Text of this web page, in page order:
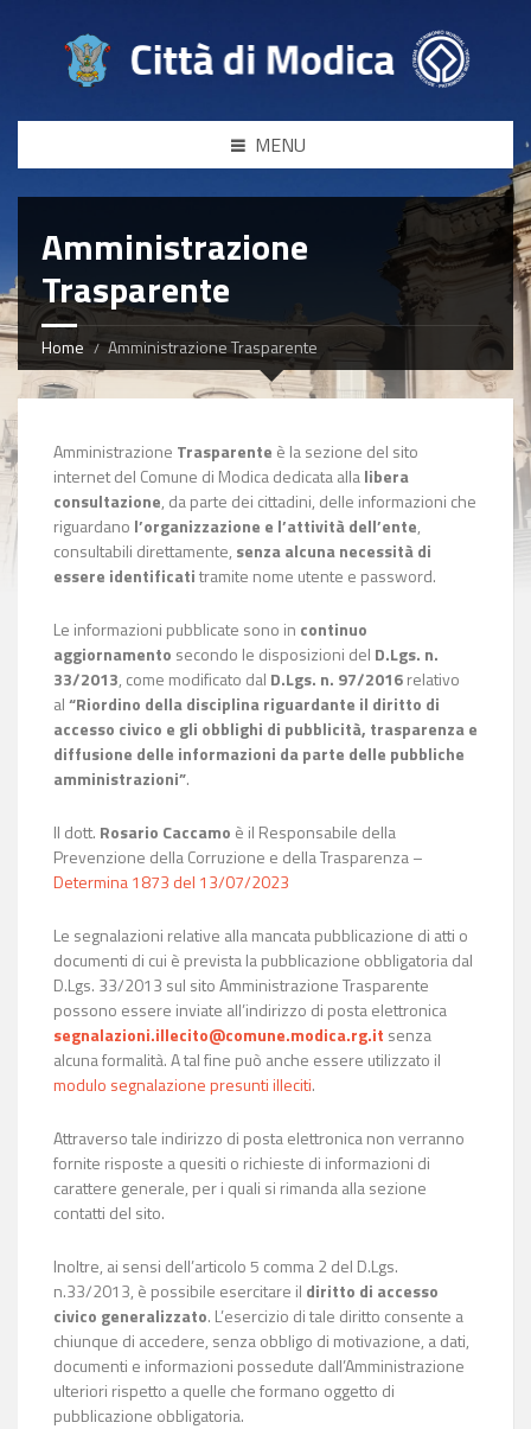
MENU
Amministrazione
Trasparente
Home Amministrazione Trasparente
Amministrazione Trasparente è la sezione del sito
internet del Comune di Modica dedicata allalibera
consultazione, da parte dei cittadini, delle informazioni che
riguardano l’organizzazione e l’attività dell’ente,
consultabili direttamente, senza alcunanecessità di
essere identificatitramite nome utente e password.
Le informazioni pubblicate sono in continuo
aggiornamento secondo le disposizioni del D.Lgs. n.
33/2013, come modificato dal D.Lgs. n. 97/2016relativo
al“Riordino della disciplina riguardante il diritto di
accesso civico e gli obblighi di pubblicità, trasparenza e
diffusione delle informazioni da parte delle pubbliche
amministrazioni”.
Il dott. Rosario Caccamo è il Responsabile della
Prevenzione della Corruzione e della Trasparenza –
Determina 1873 del 13/07/2023
Le segnalazioni relative alla mancata pubblicazione di atti o
documenti di cui è prevista la pubblicazione obbligatoria dal
D.Lgs. 33/2013 sul sito Amministrazione Trasparente
possono essere inviate all’indirizzo di posta elettronica
segnalazioni.illecito@comune.modica.rg.it senza
alcuna formalità. A tal fine può anche essere utilizzato il
modulo segnalazione presunti illeciti.
Attraverso tale indirizzo di posta elettronica non verranno
fornite risposte a quesiti o richieste di informazioni di
carattere generale, per i quali si rimanda alla sezione
contatti del sito.
Inoltre, ai sensi dell’articolo 5 comma 2 del D.Lgs.
n.33/2013, è possibile esercitare il diritto di accesso
civico generalizzato. L’esercizio di tale diritto consente a
chiunque di accedere, senza obbligo di motivazione, a dati,
documenti e informazioni possedute dall’Amministrazione
ulteriori rispetto a quelle che formano oggetto di
pubblicazione obbligatoria.